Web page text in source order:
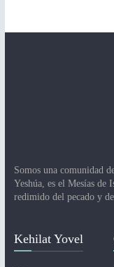
d
e
E
Somos una comunidad
Yeshúa, es el Mesías de
redimido del pecado y
Kehilat Yovel